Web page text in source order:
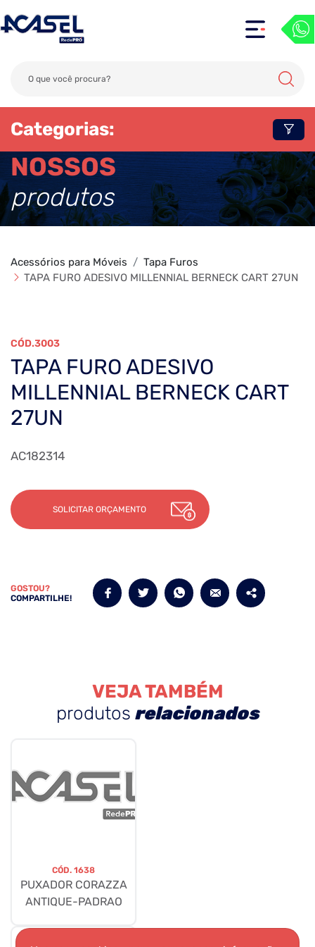
Categorias:
NOSSOS
produtos
Acessórios para Móveis
Tapa Furos
TAPA FURO ADESIVO MILLENNIAL BERNECK CART 27UN
3003
TAPA FURO ADESIVO
MILLENNIAL BERNECK CART
27UN
AC182314
SOLICITAR ORÇAMENTO
GOSTOU?
COMPARTILHE!
VEJA TAMBÉM
produtos relacionados
CÓD. 1638
PUXADOR CORAZZA
ANTIQUE-PADRAO